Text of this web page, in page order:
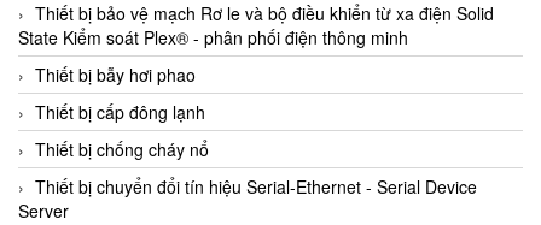
Thiết bị bảo vệ mạch Rơ le và bộ điều khiển từ xa điện Solid
State Kiểm soát Plex® - phân phối điện thông minh
Thiết bị bẫy hơi phao
Thiết bị cấp đông lạnh
Thiết bị chống cháy nổ
Thiết bị chuyển đổi tín hiệu Serial-Ethernet - Serial Device
Server